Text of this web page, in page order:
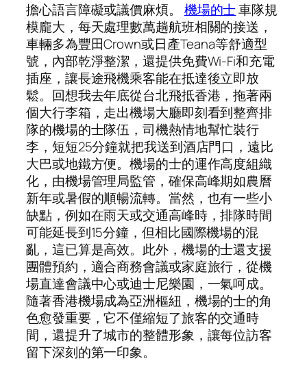
擔心語言障礙或議價麻煩。 機場的士車隊規
模龐大，每天處理數萬趟航班相關的接送，
車輛多為豐田Crown或日產Teana等舒適型
號，內部乾淨整潔，還提供免費Wi-Fi和充電
插座，讓長途飛機乘客能在抵達後立即放
鬆。回想我去年底從台北飛抵香港，拖著兩
個大行李箱，走出機場大廳即刻看到整齊排
隊的機場的士隊伍，司機熱情地幫忙裝行
李，短短25分鐘就把我送到酒店門口，遠比
大巴或地鐵方便。機場的士的運作高度組織
化，由機場管理局監管，確保高峰期如農曆
新年或暑假的順暢流轉。當然，也有一些小
缺點，例如在雨天或交通高峰時，排隊時間
可能延長到15分鐘，但相比國際機場的混
亂，這已算是高效。此外，機場的士還支援
團體預約，適合商務會議或家庭旅行，從機
場直達會議中心或迪士尼樂園，一氣呵成。
隨著香港機場成為亞洲樞紐，機場的士的角
色愈發重要，它不僅縮短了旅客的交通時
間，還提升了城市的整體形象，讓每位訪客
留下深刻的第一印象。